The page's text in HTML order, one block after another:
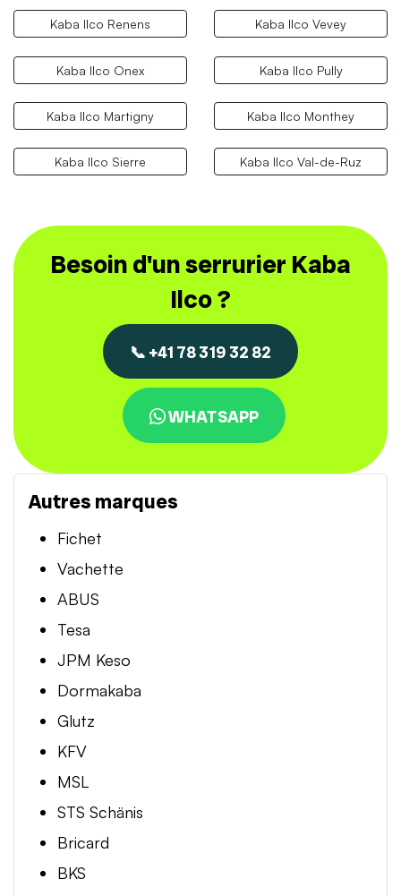
Kaba Ilco Renens Kaba Ilco Vevey
Kaba Ilco Onex Kaba Ilco Pully
Kaba Ilco Martigny Kaba Ilco Monthey
Kaba Ilco Sierre Kaba Ilco Val-de-Ruz
Besoin d'un serrurier Kaba
Ilco ?
📞 +41 78 319 32 82
WHATSAPP
Autres marques
Fichet
Vachette
ABUS
Tesa
JPM Keso
Dormakaba
Glutz
KFV
MSL
STS Schänis
Bricard
BKS